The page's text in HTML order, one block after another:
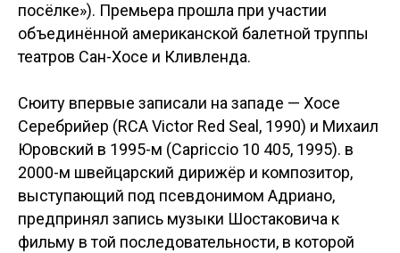
посёлке»). Премьера прошла при участии
объединённой американской балетной труппы
театров Сан-Хосе и Кливленда.
Сюиту впервые записали на западе — Хосе
Серебрийер (RCA Victor Red Seal, 1990) и Михаил
Юровский в 1995-м (Capriccio 10 405, 1995). в
2000-м швейцарский дирижёр и композитор,
выступающий под псевдонимом Адриано,
предпринял запись музыки Шостаковича к
фильму в той последовательности, в которой